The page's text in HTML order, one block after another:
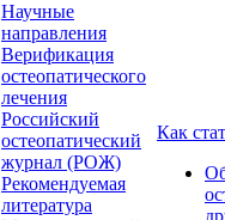
Научные
направления
Верификация
остеопатического
лечения
Российский
остеопатический
журнал (РОЖ)
Рекомендуемая
литература
Как